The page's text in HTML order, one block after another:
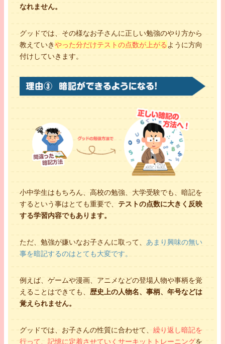
なれません。
グッドでは、その様なお子さんに正しい勉強のやり方から
教えていきやった分だけテストの点数が上がるように方向
付けしていきます。
小中学生はもちろん、高校の勉強、大学受験でも、暗記を
するという事はとても重要で、 テストの点数に大きく反映
する学習内容でもあります。
ただ、勉強が嫌いなお子さんに取って、 あまり興味の無い
事を暗記するのはとても大変です。
例えば、ゲームや漫画、アニメなどの登場人物や事柄を覚
えることはできても、 歴史上の人物名、事柄、年号などは
覚えられません。
グッドでは、お子さんの性質に合わせて、 繰り返し暗記を
行って、記憶に定着させていくサーキットトレーニングを